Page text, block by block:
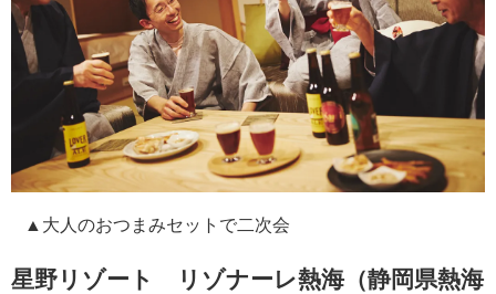
▲大人のおつまみセットで二次会
星野リゾート リゾナーレ熱海（静岡県熱海